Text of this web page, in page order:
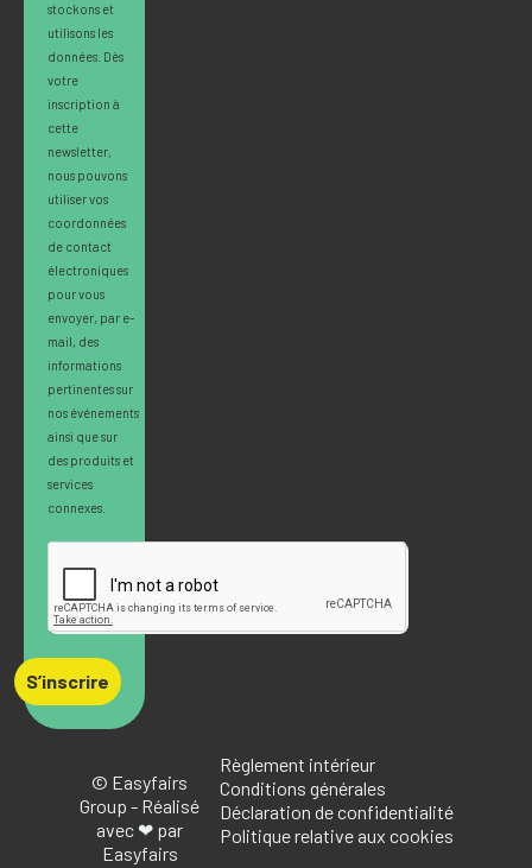
stockons et
utilisons les
données. Dès
votre
inscription à
cette
newsletter,
nous pouvons
utiliser vos
coordonnées
de contact
électroniques
pour vous
envoyer, par e-
mail, des
informations
pertinentes sur
nos événements
ainsi que sur
des produits et
services
connexes.
S’inscrire
© Easyfairs
Group - Réalisé
avec ❤ par
Easyfairs
Règlement intérieur
Conditions générales
Déclaration de confidentialité
Politique relative aux cookies